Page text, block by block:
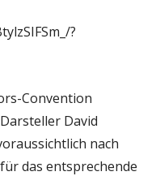
?
Convention
David
nach
das entsprechende